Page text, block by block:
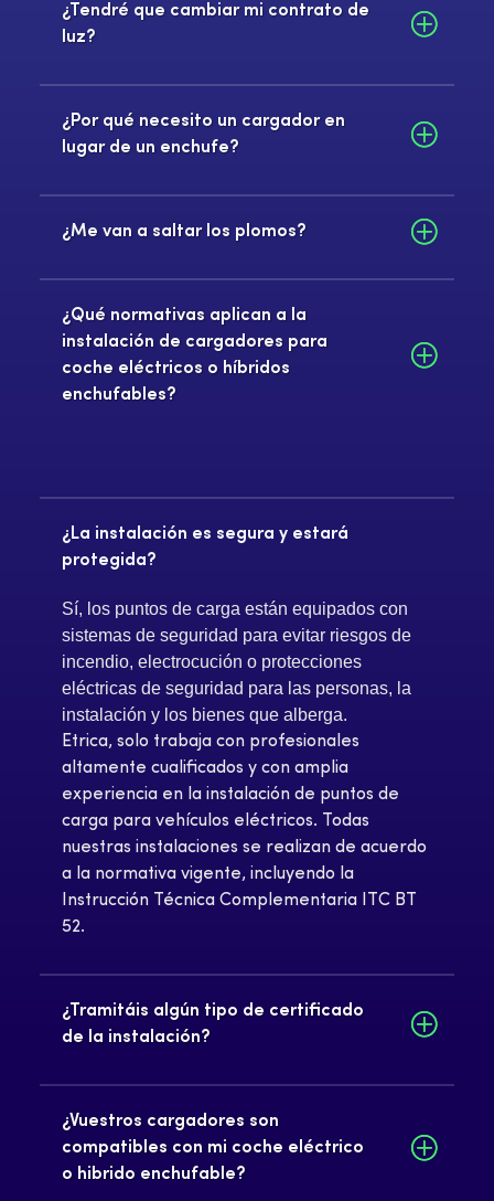
¿Tendré que cambiar mi contrato de
luz?
¿Por qué necesito un cargador en
lugar de un enchufe?
¿Me van a saltar los plomos?
¿Qué normativas aplican a la
instalación de cargadores para
coche eléctricos o híbridos
enchufables?
¿La instalación es segura y estará
protegida?
Sí, los puntos de carga están equipados con
sistemas de seguridad para evitar riesgos de
incendio, electrocución o protecciones
eléctricas de seguridad para las personas, la
instalación y los bienes que alberga.
Etrica, solo trabaja con profesionales
altamente cualificados y con amplia
experiencia en la instalación de puntos de
carga para vehículos eléctricos. Todas
nuestras instalaciones se realizan de acuerdo
a la normativa vigente, incluyendo la
Instrucción Técnica Complementaria ITC BT
52.
¿Tramitáis algún tipo de certificado
de la instalación?
¿Vuestros cargadores son
compatibles con mi coche eléctrico
o hibrido enchufable?